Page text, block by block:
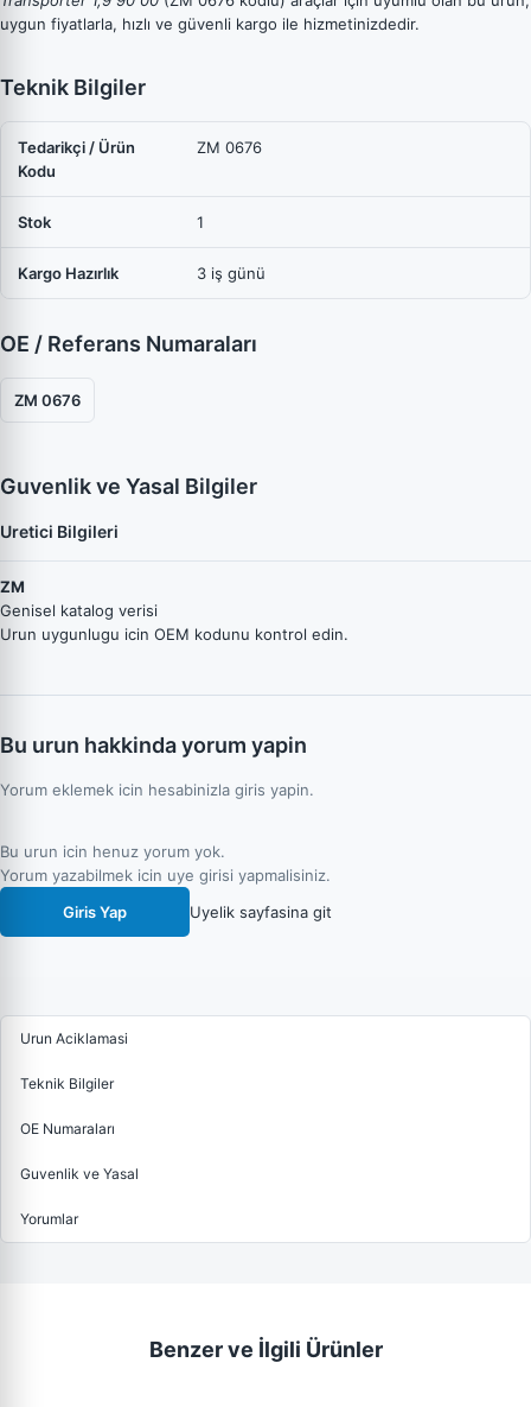
uygun fiyatlarla, hızlı ve güvenli kargo ile hizmetinizdedir.
Teknik Bilgiler
Tedarikçi / Ürün
Kodu
ZM 0676
Stok 1
Kargo Hazırlık 3 iş günü
OE / Referans Numaraları
ZM 0676
Guvenlik ve Yasal Bilgiler
Uretici Bilgileri
ZM
Genisel katalog verisi
Urun uygunlugu icin OEM kodunu kontrol edin.
Bu urun hakkinda yorum yapin
Yorum eklemek icin hesabinizla giris yapin.
Bu urun icin henuz yorum yok.
Yorum yazabilmek icin uye girisi yapmalisiniz.
Giris Yap
Uyelik sayfasina git
Urun Aciklamasi
Teknik Bilgiler
OE Numaraları
Guvenlik ve Yasal
Yorumlar
Benzer ve İlgili Ürünler